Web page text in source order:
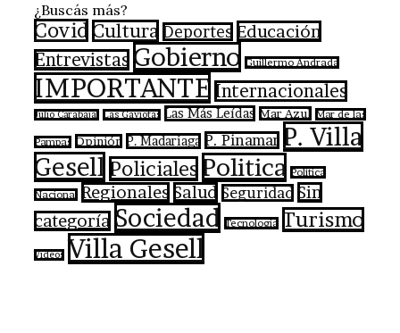
¿Buscás más?
Covid Cultura Deportes Educación
Entrevistas Gobierno Guillermo Andrada
IMPORTANTE Internacionales
Julio Carabajal Las Gaviotas Las Más Leídas Mar Azul Mar de las
Pampas Opinión P. Madariaga P. Pinamar P. Villa
Gesell Policiales Politica
Política
Nacional
Regionales Salud Seguridad Sin
categoría Sociedad Tecnologia Turismo
Videos Villa Gesell